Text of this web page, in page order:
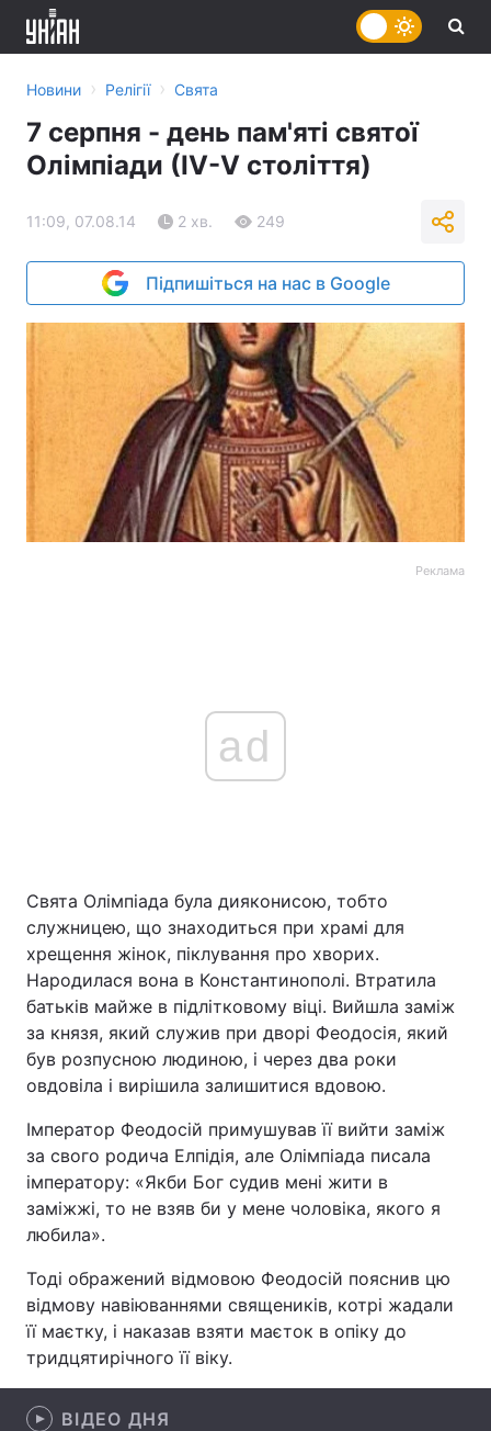
Головна
Україна Політика
Спорт Наука
Техно і зв'язок Лайт
Зброя Інциденти
Здоров'я
Цікавинки
Новини › Релігії › Свята
7 серпня - день пам'яті святої
Олімпіади (ІV-V століття)
11:09, 07.08.14 2 хв. 249
Підпишіться на нас в Google
Реклама
ad
Свята Олімпіада була дияконисою, тобто
служницею, що знаходиться при храмі для
хрещення жінок, піклування про хворих.
Народилася вона в Константинополі. Втратила
батьків майже в підлітковому віці. Вийшла заміж
за князя, який служив при дворі Феодосія, який
був розпусною людиною, і через два роки
овдовіла і вирішила залишитися вдовою.
Імператор Феодосій примушував її вийти заміж
за свого родича Елпідія, але Олімпіада писала
імператору: «Якби Бог судив мені жити в
заміжжі, то не взяв би у мене чоловіка, якого я
любила».
Тоді ображений відмовою Феодосій пояснив цю
відмову навіюваннями священиків, котрі жадали
її маєтку, і наказав взяти маєток в опіку до
тридцятирічного її віку.
ВІДЕО ДНЯ